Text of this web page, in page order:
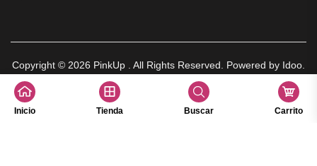
Inicio Tienda Buscar Carrito
Copyright © 2026 PinkUp . All Rights Reserved. Powered by Idoo.